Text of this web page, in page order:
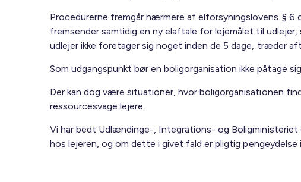
Procedurerne fremgår nærmere af elforsyningslovens § 6
fremsender samtidig en ny elaftale for lejemålet til
udlejer ikke foretager sig noget inden de 5 dage, træder
Som udgangspunkt bør en boligorganisation ikke påtage
Der kan dog være situationer, hvor boligorganisationen
ressourcesvage lejere.
Vi har bedt Udlændinge-, Integrations- og
hos lejeren, og om dette i givet fald er pligtig